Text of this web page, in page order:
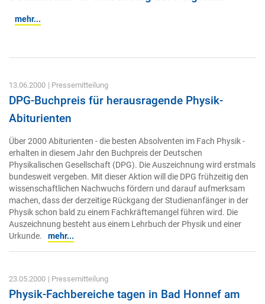
mehr...
13.06.2000 | Pressemitteilung
DPG-Buchpreis für herausragende Physik-
Abiturienten
Über 2000 Abiturienten - die besten Absolventen im Fach Physik -
erhalten in diesem Jahr den Buchpreis der Deutschen
Physikalischen Gesellschaft (DPG). Die Auszeichnung wird erstmals
bundesweit vergeben. Mit dieser Aktion will die DPG frühzeitig den
wissenschaftlichen Nachwuchs fördern und darauf aufmerksam
machen, dass der derzeitige Rückgang der Studienanfänger in der
Physik schon bald zu einem Fachkräftemangel führen wird. Die
Auszeichnung besteht aus einem Lehrbuch der Physik und einer
Urkunde.
mehr...
23.05.2000 | Pressemitteilung
Physik-Fachbereiche tagen in Bad Honnef am